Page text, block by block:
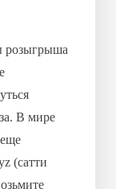
розыгрыша
В мире
(сатти